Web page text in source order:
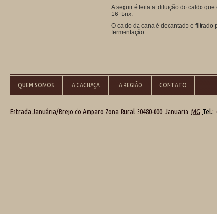
A seguir é feita a diluição do caldo
16 Brix.
O caldo da cana é decantado e filtrado
fermentação
QUEM SOMOS A CACHAÇA A REGIÃO CONTATO
Estrada Januária/Brejo do Amparo Zona Rural 30480-000 Januaria MG Tel.: